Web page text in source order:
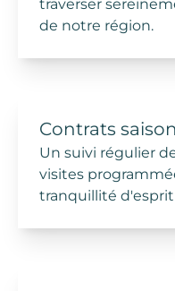
traverser
de notre région.
Contrats
Un suivi régulier
visites
tranquillité